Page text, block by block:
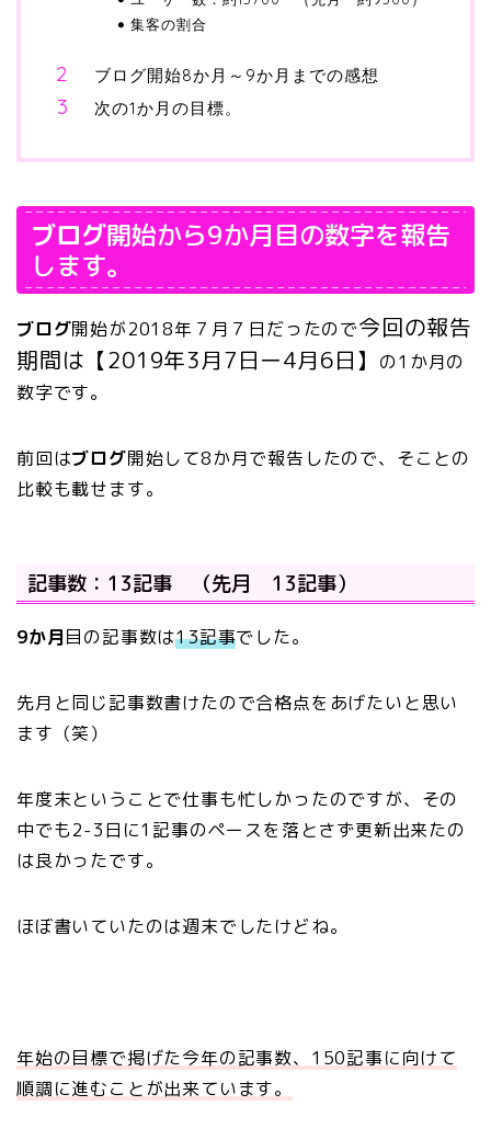
集客の割合
ブログ開始8か月～9か月までの感想
次の1か月の目標。
ブログ開始から9か月目の数字を報告
します。
ブログ開始が2018年 ７月７日だったので今回の報告
期間は【2019年3月7日ー4月6日】
の1か月の
数字です。
前回はブログ開始して8か月で報告したので、そことの
比較も載せます。
記事数：13記事 （先月 13記事）
9か月目の記事数は13記事でした。
先月と同じ記事数書けたので合格点をあげたいと思い
ます（笑）
年度末ということで仕事も忙しかったのですが、その
中でも2-3日に1記事のペースを落とさず更新出来たの
は良かったです。
ほぼ書いていたのは週末でしたけどね。
年始の目標で掲げた今年の記事数、150記事に向けて
順調に進むことが出来ています。